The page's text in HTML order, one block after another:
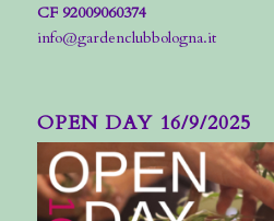
CF 92009060374
info@gardenclubbologna.it
OPEN DAY 16/9/2025